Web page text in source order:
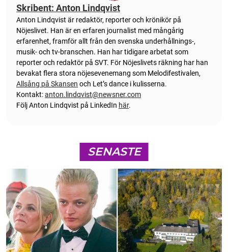
Skribent: Anton Lindqvist
Anton Lindqvist är redaktör, reporter och krönikör på
Nöjeslivet. Han är en erfaren journalist med mångårig
erfarenhet, framför allt från den svenska underhållnings-,
musik- och tv-branschen. Han har tidigare arbetat som
reporter och redaktör på SVT. För Nöjeslivets räkning har han
bevakat flera stora nöjesevenemang som Melodifestivalen,
Allsång på Skansen och Let’s dance i kulisserna.
Kontakt:anton.lindqvist@newsner.com
Följ Anton Lindqvist på LinkedIn här.
SENASTE